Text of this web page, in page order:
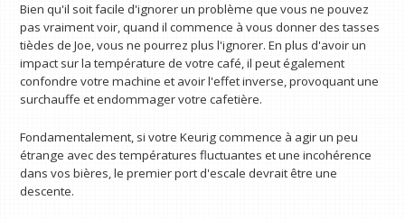
Bien qu'il soit facile d'ignorer un problème que vous ne pouvez
pas vraiment voir, quand il commence à vous donner des tasses
tièdes de Joe, vous ne pourrez plus l'ignorer. En plus d'avoir un
impact sur la température de votre café, il peut également
confondre votre machine et avoir l'effet inverse, provoquant une
surchauffe et endommager votre cafetière.
Fondamentalement, si votre Keurig commence à agir un peu
étrange avec des températures fluctuantes et une incohérence
dans vos bières, le premier port d'escale devrait être une
descente.